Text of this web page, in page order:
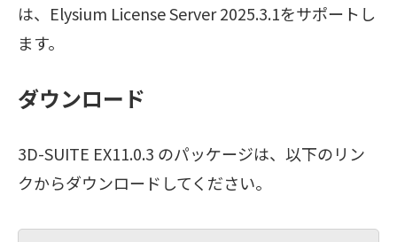
は、Elysium License Server 2025.3.1をサポートし
ます。
ダウンロード
3D-SUITE EX11.0.3 のパッケージは、以下のリン
クからダウンロードしてください。